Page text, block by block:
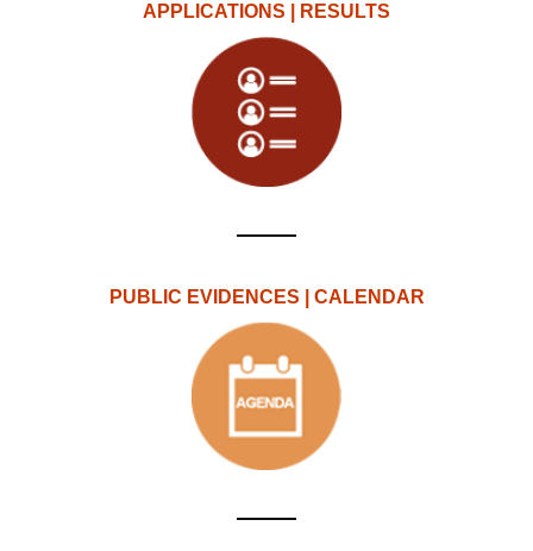
APPLICATIONS | RESULTS
PUBLIC EVIDENCES | CALENDAR